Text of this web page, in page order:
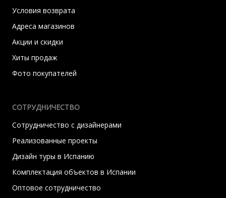
Условия возврата
Адреса магазинов
Акции и скидки
Хиты продаж
Фото покупателей
СОТРУДНИЧЕСТВО
Сотрудничество с дизайнерами
Реализованные проекты
Дизайн туры в Испанию
Комплектация объектов в Испании
Оптовое сотрудничество